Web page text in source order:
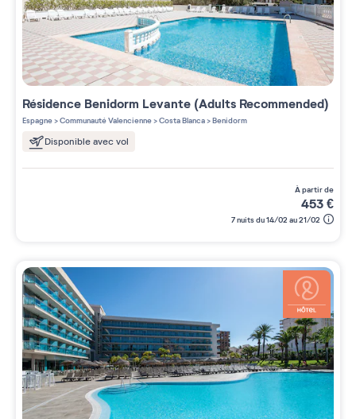
Résidence Benidorm Levante (Adults Recommended)
Espagne>Communauté Valencienne>Costa Blanca>Benidorm
Disponible avec vol
à partir de
453€
7 nuits du 14/02 au 21/02